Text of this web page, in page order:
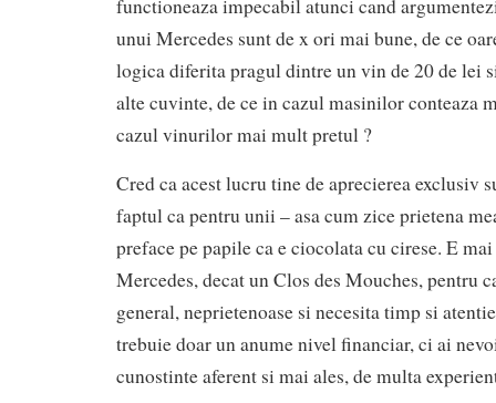
functioneaza impecabil atunci cand
unui Mercedes sunt de x ori mai bune, de ce
logica diferita pragul dintre un vin de 20 de lei
alte cuvinte, de ce in cazul masinilor conteaza
cazul vinurilor mai mult pretul ?
Cred ca acest lucru tine de aprecierea exclusiv
faptul ca pentru unii – asa cum zice prietena
preface pe papile ca e ciocolata cu cirese. E
Mercedes, decat un Clos des Mouches, pentru
general, neprietenoase si necesita timp si
trebuie doar un anume nivel financiar, ci ai
cunostinte aferent si mai ales, de multa